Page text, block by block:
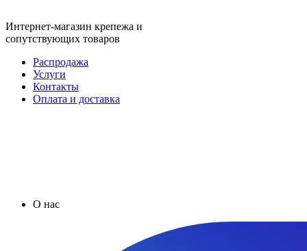
Интернет-магазин крепежа и
сопутствующих товаров
Распродажа
Услуги
Контакты
Оплата и доставка
О нас